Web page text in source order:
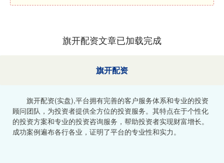
旗开配资文章已加载完成
旗开配资
旗开配资(实盘),平台拥有完善的客户服务体系和专业的投资
顾问团队，为投资者提供全方位的投资服务。其特点在于个性化
的投资方案和专业的投资咨询服务，帮助投资者实现财富增长。
成功案例遍布各行各业，证明了平台的专业性和实力。